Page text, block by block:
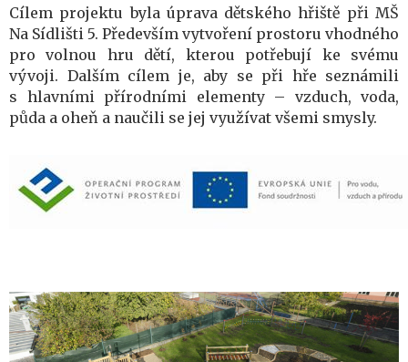
Cílem projektu byla úprava dětského hřiště při MŠ
Na Sídlišti 5. Především vytvoření prostoru vhodného
pro volnou hru dětí, kterou potřebují ke svému
vývoji. Dalším cílem je, aby se při hře seznámili
s hlavními přírodními elementy – vzduch, voda,
půda a oheň a naučili se jej využívat všemi smysly.